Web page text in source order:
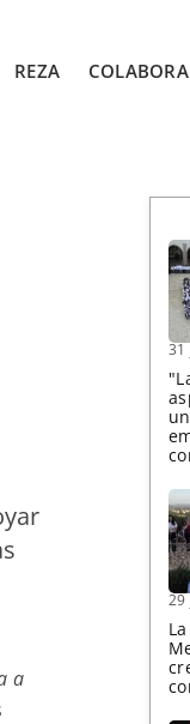
REZA COLABORA
a
31
29